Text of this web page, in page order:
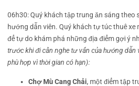
06h30:Quý khách tập trung ăn sáng theo
hướng dẫn viên. Quý khách tự túc thuê xe
để tự do khám phá những địa điểm gợi ý
trước khi đi cần nghe tư vấn của hướng dẫn
phù hợp vì thời gian có hạn):
Chợ Mù Cang Chải, một điểm tập